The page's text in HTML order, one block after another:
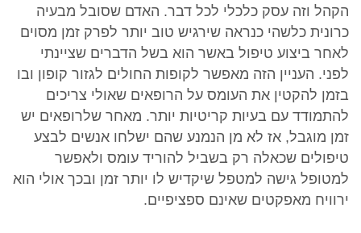
הקהל וזה עסק כלכלי לכל דבר. האדם שסובל מבעיה
כרונית כלשהי כנראה שירגיש טוב יותר לפרק זמן מסוים
לאחר ביצוע טיפול באשר הוא בשל הדברים שציינתי
לפני. העניין הזה מאפשר לקופות החולים לגזור קופון ובו
בזמן להקטין את העומס על הרופאים שאולי צריכים
להתמודד עם בעיות קריטיות יותר. מאחר שלרופאים יש
זמן מוגבל, אז לא מן הנמנע שהם ישלחו אנשים לבצע
טיפולים שכאלה רק בשביל להוריד עומס ולאפשר
למטופל גישה למטפל שיקדיש לו יותר זמן ובכך אולי הוא
ירוויח מאפקטים שאינם ספציפיים.